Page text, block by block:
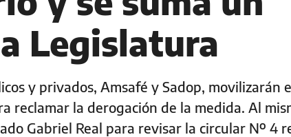
Legislatura
y privados, Amsafé y Sadop, movilizarán
reclamar la derogación de la medida. Al
Gabriel Real para revisar la circular Nº 4